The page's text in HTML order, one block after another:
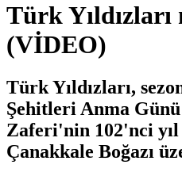
Türk Yıldızları
(VİDEO)
Türk Yıldızları,
Şehitleri Anma
Zaferi'nin 102'nci
Çanakkale Boğazı